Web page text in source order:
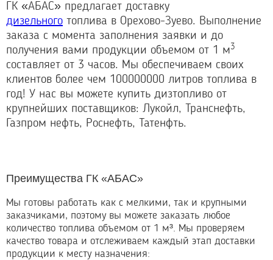
ГК «АБАС» предлагает доставку
дизельного топлива в Орехово-Зуево. Выполнение
заказа с момента заполнения заявки и до
получения вами продукции объемом от 1 м3
составляет от 3 часов. Мы обеспечиваем своих
клиентов более чем 100000000 литров топлива в
год! У нас вы можете купить дизтопливо от
крупнейших поставщиков: Лукойл, Транснефть,
Газпром нефть, Роснефть, Татенфть.
Преимущества ГК «АБАС»
Мы готовы работать как с мелкими, так и крупными
заказчиками, поэтому вы можете заказать любое
количество топлива объемом от 1 м³. Мы проверяем
качество товара и отслеживаем каждый этап доставки
продукции к месту назначения: